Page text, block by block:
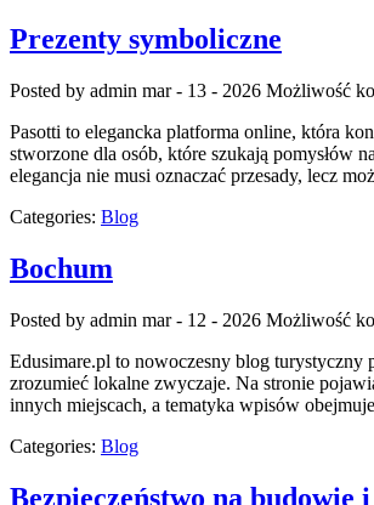
Prezenty symboliczne
Posted by admin mar - 13 - 2026 Możliwość
Pasotti to elegancka platforma online, która
stworzone dla osób, które szukają pomysłów
elegancja nie musi oznaczać przesady, lecz
Categories: Blog
Bochum
Posted by admin mar - 12 - 2026 Możliwość
Edusimare.pl to nowoczesny blog turystyczny
zrozumieć lokalne zwyczaje. Na stronie
innych miejscach, a tematyka wpisów
Categories: Blog
Bezpieczeństwo na budowie